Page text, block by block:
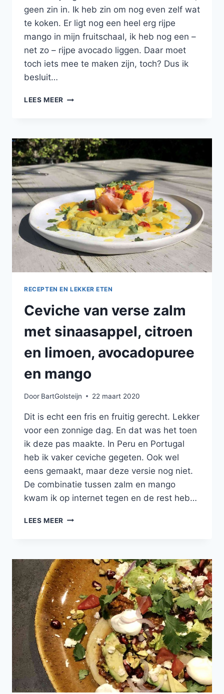
geen zin in. Ik heb zin om nog even zelf wat
te koken. Er ligt nog een heel erg rijpe
mango in mijn fruitschaal, ik heb nog een –
net zo – rijpe avocado liggen. Daar moet
toch iets mee te maken zijn, toch? Dus ik
besluit…
LEES MEER ZELFGEMAAKT
TOMATENSALSA,
GEGRILDE
MANGO,
FETA
KORIANDER
RECEPTEN EN LEKKER ETEN
Ceviche van verse zalm
met sinaasappel, citroen
en limoen, avocadopuree
en mango
Door BartGolsteijn 22 maart 2020
Dit is echt een fris en fruitig gerecht. Lekker
voor een zonnige dag. En dat was het toen
ik deze pas maakte. In Peru en Portugal
heb ik vaker ceviche gegeten. Ook wel
eens gemaakt, maar deze versie nog niet.
De combinatie tussen zalm en mango
kwam ik op internet tegen en de rest heb…
LEES MEER CEVICHE
MET
SINAASAPPEL,
CITROEN
EN
LIMOEN,
AVOCADOPUREE
EN
MANGO